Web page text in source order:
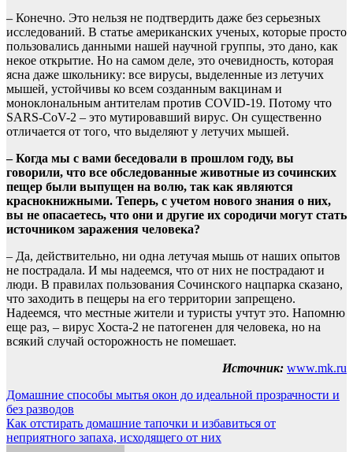
– Конечно. Это нельзя не подтвердить даже без серьезных
исследований. В статье американских ученых, которые просто
пользовались данными нашей научной группы, это дано, как
некое открытие. Но на самом деле, это очевидность, которая
ясна даже школьнику: все вирусы, выделенные из летучих
мышей, устойчивы ко всем созданным вакцинам и
моноклональным антителам против COVID-19. Потому что
SARS-CoV-2 – это мутировавший вирус. Он существенно
отличается от того, что выделяют у летучих мышей.
– Когда мы с вами беседовали в прошлом году, вы
говорили, что все обследованные животные из сочинских
пещер были выпущен на волю, так как являются
краснокнижными. Теперь, с учетом нового знания о них,
вы не опасаетесь, что они и другие их сородичи могут стать
источником заражения человека?
– Да, действительно, ни одна летучая мышь от наших опытов
не пострадала. И мы надеемся, что от них не пострадают и
люди. В правилах пользования Сочинского нацпарка сказано,
что заходить в пещеры на его территории запрещено.
Надеемся, что местные жители и туристы учтут это. Напомню
еще раз, – вирус Хоста-2 не патогенен для человека, но на
всякий случай осторожность не помешает.
Источник: www.mk.ru
Навигация
по
записям
Домашние способы мытья окон до идеальной прозрачности и
без разводов
Как отстирать домашние тапочки и избавиться от
неприятного запаха, исходящего от них